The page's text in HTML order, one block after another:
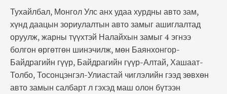
Тухайлбал, Монгол Улс анх удаа хурдны авто зам,
хүнд даацын зориулалтын авто замыг ашиглалтад
оруулж, жарны түүхтэй Налайхын замыг 4 эгнээ
болгон өргөтгөн шинэчилж, мөн Баянхонгор-
Байдрагийн гүүр, Байдрагийн гүүр-Алтай, Хашаат-
Толбо, Тосонцэнгэл-Улиастай чиглэлийн гээд зөвхөн
авто замын салбарт л гэхэд маш олон бүтээн